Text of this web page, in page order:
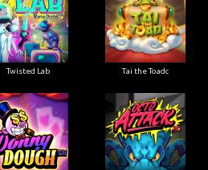
Twisted Lab Tai the Toadc